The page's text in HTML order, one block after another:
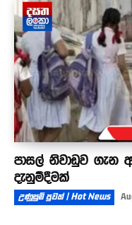
පාසල් නිවාඩුව ගැන
දැනුම්දීමක්
උණුසුම් පුවත් | Hot News